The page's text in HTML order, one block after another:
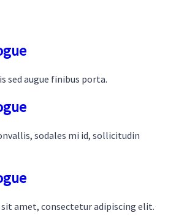
sed augue finibus porta.
sodales mi id, sollicitudin
amet, consectetur adipiscing elit.